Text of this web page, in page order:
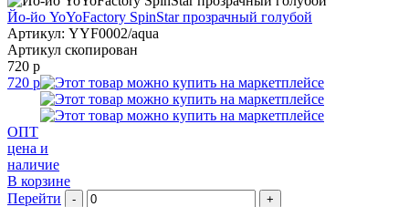
Йо-йо YoYoFactory SpinStar прозрачный голубой
Артикул: YYF0002/aqua
Артикул скопирован
720 р
720 р
ОПТ
цена и
наличие
В корзине
Перейти
- +